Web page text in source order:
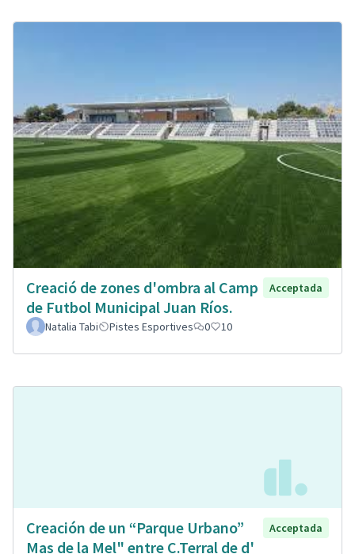
Creació de zones d'ombra al Camp
de Futbol Municipal Juan Ríos.
Acceptada
Natalia Tabi Pistes Esportives 0 10
Creación de un “Parque Urbano”
Mas de la Mel" entre C.Terral de d'
Acceptada